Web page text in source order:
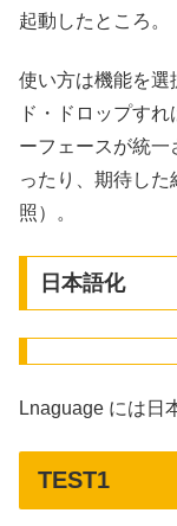
起動したところ。
使い方は機能を選
ド・ドロップす
ーフェースが統一
ったり、期待し
照）。
日本語化
Lnaguage には日
TEST1